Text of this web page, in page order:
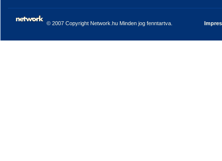
© 2007 Copyright Network.hu Minden jog fenntartva.